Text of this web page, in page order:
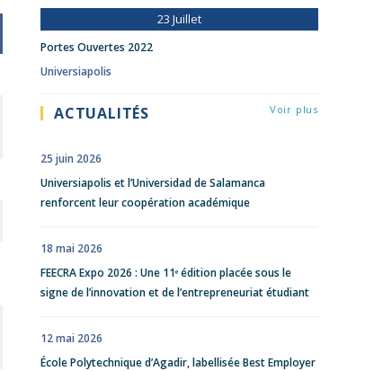
23 Juillet
Portes Ouvertes 2022
Universiapolis
ACTUALITÉS Voir plus
25 juin 2026
Universiapolis et l’Universidad de Salamanca
renforcent leur coopération académique
18 mai 2026
FEECRA Expo 2026 : Une 11ᵉ édition placée sous le
signe de l’innovation et de l’entrepreneuriat étudiant
12 mai 2026
École Polytechnique d’Agadir, labellisée Best Employer